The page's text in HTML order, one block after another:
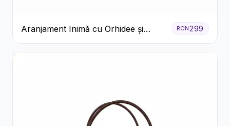
Aranjament Inimă cu Orhidee și
Floarea Miresei
RON 299